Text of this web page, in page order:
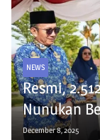
NEWS
Resmi,
Nunukan
Waktu
December 8, 2025